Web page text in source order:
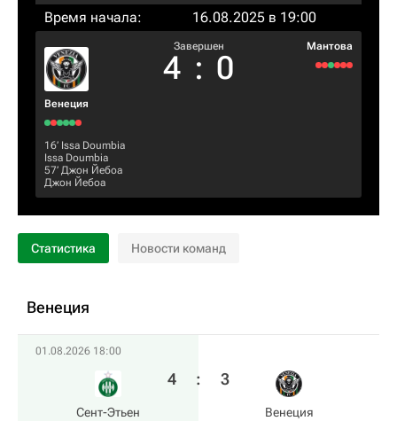
Время начала:
16.08.2025 в 19:00
Венеция
Завершен
4 : 0
Мантова
16‎’‎ Issa Doumbia
Issa Doumbia
57‎’‎ Джон Йебоа
Джон Йебоа
Статистика Новости команд
Венеция
01.08.2026 18:00
Сент-Этьен
4 : 3
Венеция